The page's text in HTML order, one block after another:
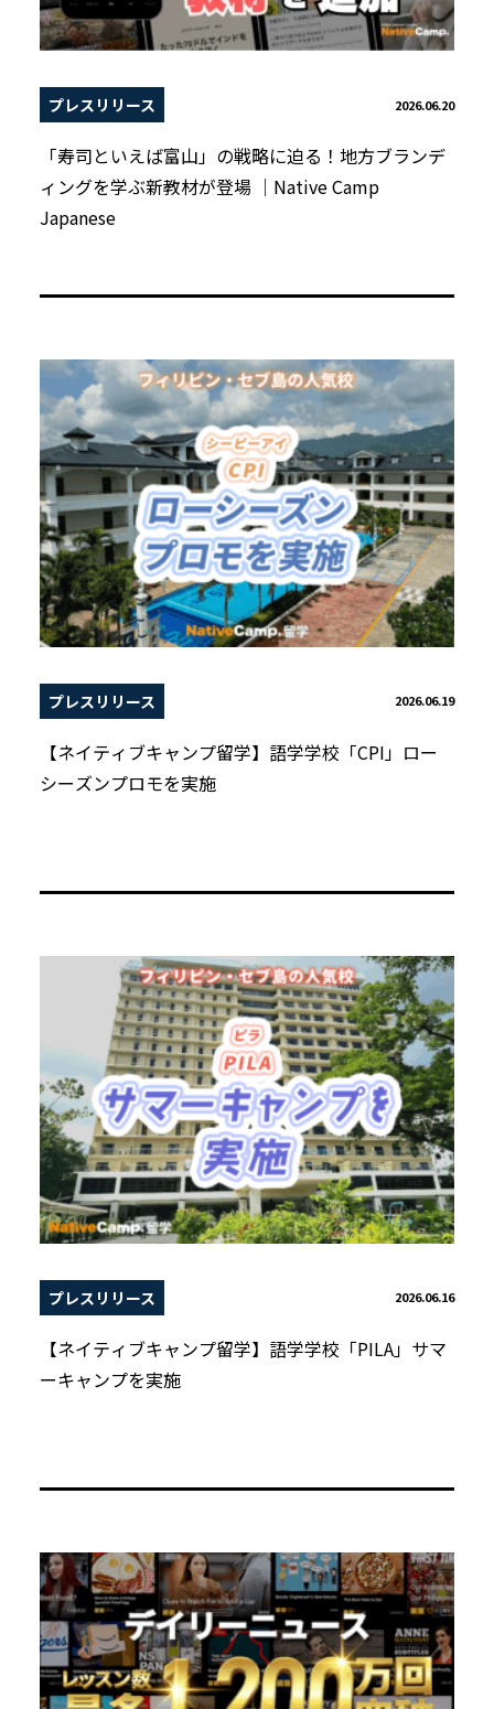
プレスリリース 2026.06.20
「寿司といえば富山」の戦略に迫る！地方ブランデ
ィングを学ぶ新教材が登場 ｜Native Camp
Japanese
プレスリリース 2026.06.19
【ネイティブキャンプ留学】語学学校「CPI」ロー
シーズンプロモを実施
プレスリリース 2026.06.16
【ネイティブキャンプ留学】語学学校「PILA」サマ
ーキャンプを実施